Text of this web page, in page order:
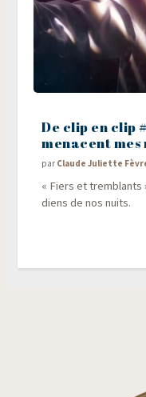
De clip en clip
menacent mes
par Claude Juliette
« Fiers et
diens de nos nuits.